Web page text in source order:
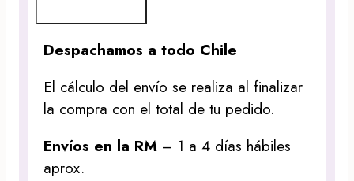
Despachamos a todo Chile
El cálculo del envío se realiza al finalizar
la compra con el total de tu pedido.
Envíos en la RM – 1 a 4 días hábiles
aprox.